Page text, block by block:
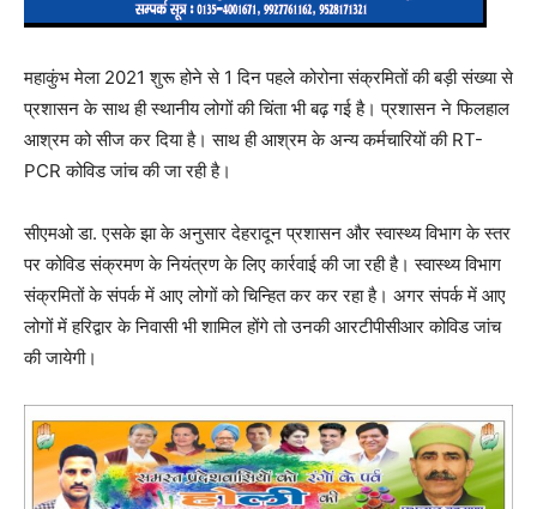
महाकुंभ मेला 2021 शुरू होने से 1 दिन पहले कोरोना संक्रमितों की बड़ी संख्या से
प्रशासन के साथ ही स्थानीय लोगों की चिंता भी बढ़ गई है। प्रशासन ने फिलहाल
आश्रम को सीज कर दिया है। साथ ही आश्रम के अन्य कर्मचारियों की RT-
PCR कोविड जांच की जा रही है।
सीएमओ डा. एसके झा के अनुसार देहरादून प्रशासन और स्वास्थ्य विभाग के स्तर
पर कोविड संक्रमण के नियंत्रण के लिए कार्रवाई की जा रही है। स्वास्थ्य विभाग
संक्रमितों के संपर्क में आए लोगों को चिन्हित कर कर रहा है। अगर संपर्क में आए
लोगों में हरिद्वार के निवासी भी शामिल होंगे तो उनकी आरटीपीसीआर कोविड जांच
की जायेगी।